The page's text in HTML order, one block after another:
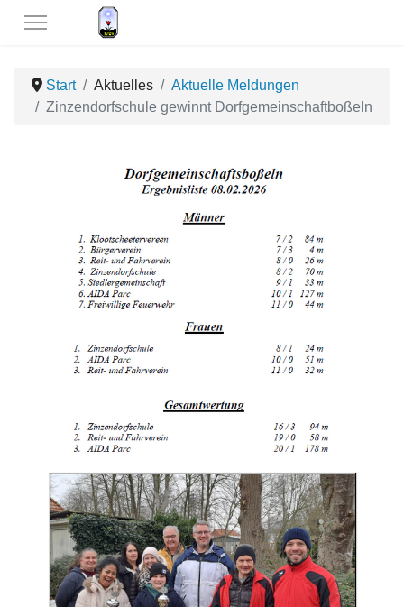
Start Aktuelles
Aktuelle Meldungen
Zinzendorfschule gewinnt Dorfgemeinschaftboßeln